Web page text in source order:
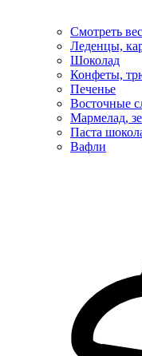
Смотреть
Леденцы,
Шоколад
Конфеты,
Печенье
Восточные
Мармелад,
Паста
Вафли